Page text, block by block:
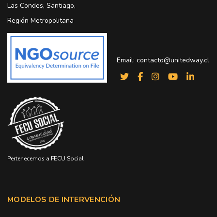
Las Condes, Santiago,
Región Metropolitana
Email: contacto@unitedway.cl
Pertenecemos a FECU Social
MODELOS DE INTERVENCIÓN